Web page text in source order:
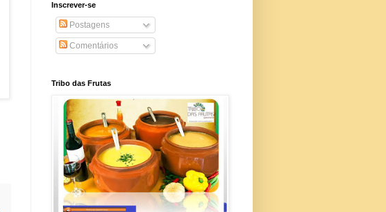
Inscrever-se
Postagens
Comentários
Tribo das Frutas